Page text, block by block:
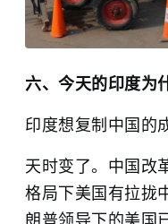
六、今天的印度为
印度想复制中国的
天时变了。中国改
格局下美国有拉拢
朗普领导下的美国